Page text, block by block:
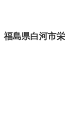
福島県白河市栄